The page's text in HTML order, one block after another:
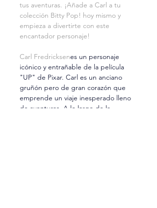
tus aventuras. ¡Añade a Carl a tu
colección Bitty Pop! hoy mismo y
empieza a divertirte con este
encantador personaje!
Carl Fredricksenes un personaje
icónico y entrañable de la película
"UP" de Pixar. Carl es un anciano
gruñón pero de gran corazón que
emprende un viaje inesperado lleno
de aventuras. A lo largo de la